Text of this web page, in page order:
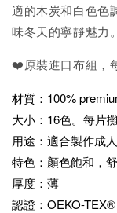
適的木炭和白色色
味冬天的寧靜魅力。
❤️原裝進口布組，
材質：100%
大小：16色。每片
用途：適合製作成
特色：顏色飽和，
厚度：薄
認證：OEKO-